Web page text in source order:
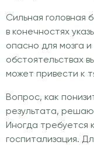
Сильная головная
в конечностях
опасно для мозга
обстоятельствах
может привести к
Вопрос, как
результата,
Иногда требуется
госпитализация.